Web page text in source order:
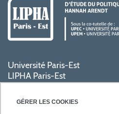
GÉRER LES COOKIES
Université Paris-Est
LIPHA Paris-Est
Campus Centre de Créteil
61, avenue du Général de Gaulle